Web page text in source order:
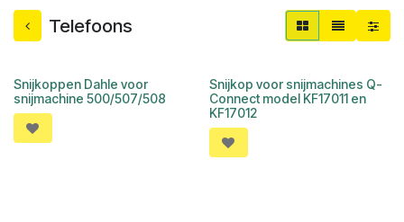
Telefoons
Snijkoppen Dahle voor
snijmachine 500/507/508
Snijkop voor snijmachines Q-
Connect model KF17011 en
KF17012